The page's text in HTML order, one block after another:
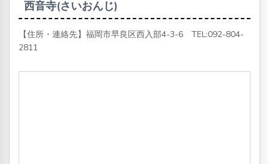
西音寺(さいおんじ)
【住所・連絡先】福岡市早良区西入部4-3-6 TEL:092-804-
2811